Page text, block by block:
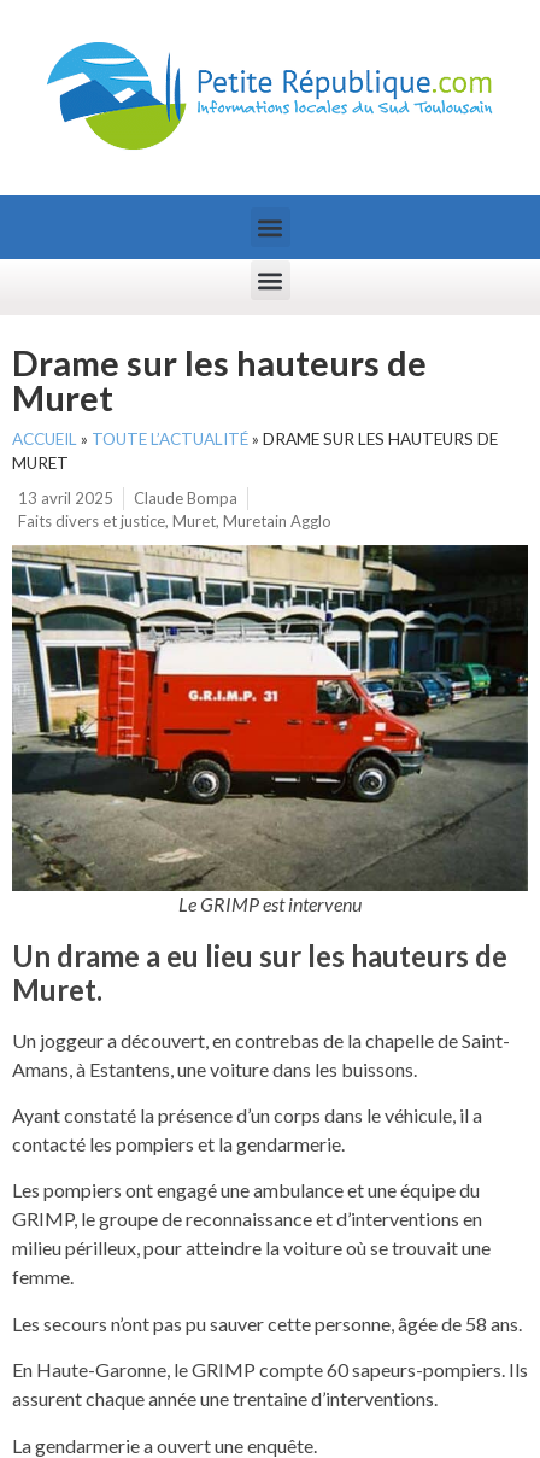
Drame sur les hauteurs de
Muret
ACCUEIL » TOUTE L’ACTUALITÉ» DRAME SUR LES HAUTEURS DE
MURET
13 avril 2025
Claude Bompa
Faits divers et justice, Muret, Muretain Agglo
Le GRIMP est intervenu
Un drame a eu lieu sur les hauteurs de
Muret.
Un joggeur a découvert, en contrebas de la chapelle de Saint-
Amans, à Estantens, une voiture dans les buissons.
Ayant constaté la présence d’un corps dans le véhicule, il a
contacté les pompiers et la gendarmerie.
Les pompiers ont engagé une ambulance et une équipe du
GRIMP, le groupe de reconnaissance et d’interventions en
milieu périlleux, pour atteindre la voiture où se trouvait une
femme.
Les secours n’ont pas pu sauver cette personne, âgée de 58 ans.
En Haute-Garonne, le GRIMP compte 60 sapeurs-pompiers. Ils
assurent chaque année une trentaine d’interventions.
La gendarmerie a ouvert une enquête.